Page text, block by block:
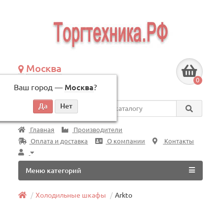
Москва
Ваш город — Москва?
по будням, с 09:00 до 18:00
0
Везде
Главная
Производители
Оплата и доставка
О компании Контакты
Меню категорий
Холодильные шкафы Arkto